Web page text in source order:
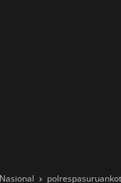
Nasional